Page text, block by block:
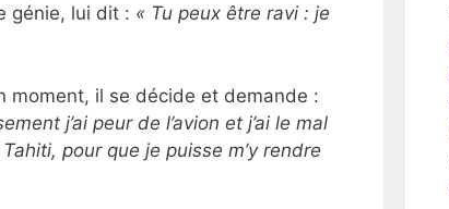
génie, lui dit : « Tu peux être ravi : je
moment, il se décide et demande :
j’ai peur de l’avion et j’ai le mal
pour que je puisse m’y rendre